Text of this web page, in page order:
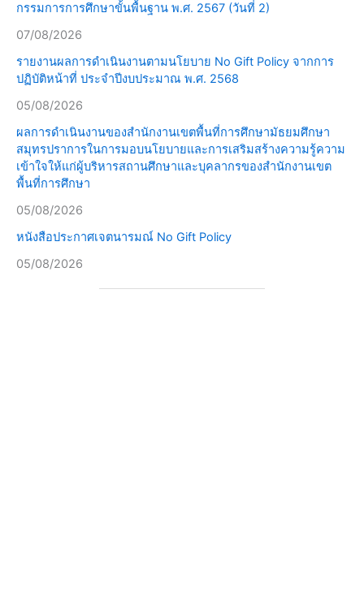
กรรมการการศึกษาขั้นพื้นฐาน พ.ศ. 2567 (วันที่ 2)
07/08/2026
รายงานผลการดำเนินงานตามนโยบาย No Gift Policy จากการ
ปฏิบัติหน้าที่ ประจำปีงบประมาณ พ.ศ. 2568
05/08/2026
ผลการดำเนินงานของสำนักงานเขตพื้นที่การศึกษามัธยมศึกษา
สมุทรปราการในการมอบนโยบายและการเสริมสร้างความรู้ความ
เข้าใจให้แก่ผู้บริหารสถานศึกษาและบุคลากรของสำนักงานเขต
พื้นที่การศึกษา
05/08/2026
หนังสือประกาศเจตนารมณ์ No Gift Policy
05/08/2026